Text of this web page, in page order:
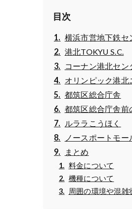
目次
横浜市営地下鉄セ
港北TOKYU S.C.
コーナン港北セン
オリンピック港
都筑区総合庁舎
都筑区総合庁舎前
ルララこうほく
ノースポートモー
まとめ
料金について
機種について
周囲の環境や混雑